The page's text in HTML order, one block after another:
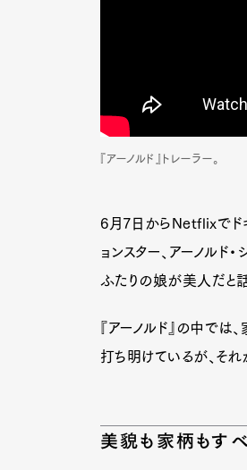
『アーノルド』トレーラー。
6月7日からNetflixでド
ョンスター、アーノルド
ふたりの娘が美人だと
『アーノルド』の中で
打ち明けているが、それ
美貌も家柄もす